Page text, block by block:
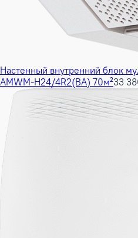
Настенный внутренний блок
AMWM-H24/4R2(BA) 70м²33